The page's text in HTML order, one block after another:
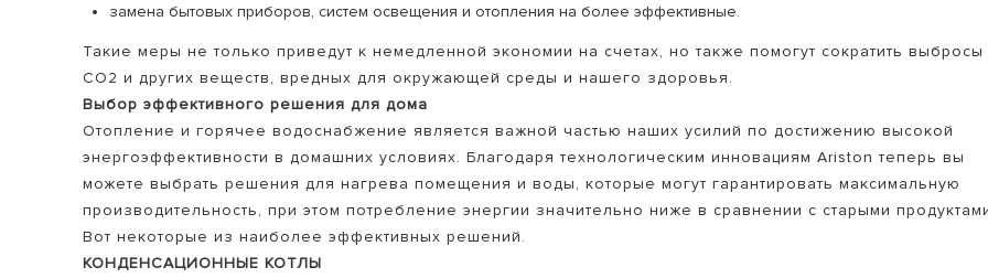
замена бытовых приборов, систем освещения и отопления на более эффективные.
Такие меры не только приведут к немедленной экономии на счетах, но также помогут сократить выбросы
CO2 и других веществ, вредных для окружающей среды и нашего здоровья.
Выбор эффективного решения для дома
Отопление и горячее водоснабжение является важной частью наших усилий по достижению высокой
энергоэффективности в домашних условиях. Благодаря технологическим инновациям Ariston теперь вы
можете выбрать решения для нагрева помещения и воды, которые могут гарантировать максимальную
производительность, при этом потребление энергии значительно ниже в сравнении с старыми
Вот некоторые из наиболее эффективных решений.
КОНДЕНСАЦИОННЫЕ КОТЛЫ